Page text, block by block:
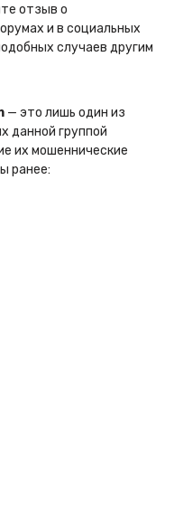
отзыв о
и в социальных
случаев другим
— это лишь один из
данной группой
их мошеннические
ранее: